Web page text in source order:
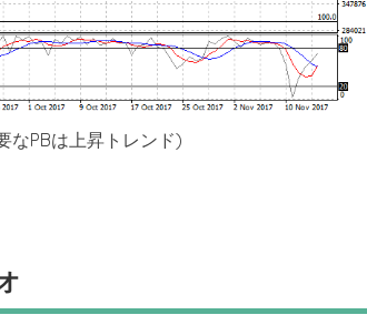
なPBは上昇トレンド)